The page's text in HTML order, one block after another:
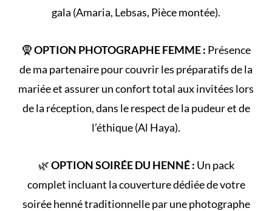
gala (Amaria, Lebsas, Pièce montée).
🧕OPTION PHOTOGRAPHE FEMME : Présence
de ma partenaire pour couvrir les préparatifs de la
mariée et assurer un confort total aux invitées lors
de la réception, dans le respect de la pudeur et de
l’éthique (Al Haya).
🌿OPTION SOIRÉE DU HENNÉ : Un pack
complet incluant la couverture dédiée de votre
soirée hennétraditionnelle par une photographe